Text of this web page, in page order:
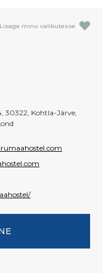
Lisage minu valikutesse
30322, Kohtla-Järve,